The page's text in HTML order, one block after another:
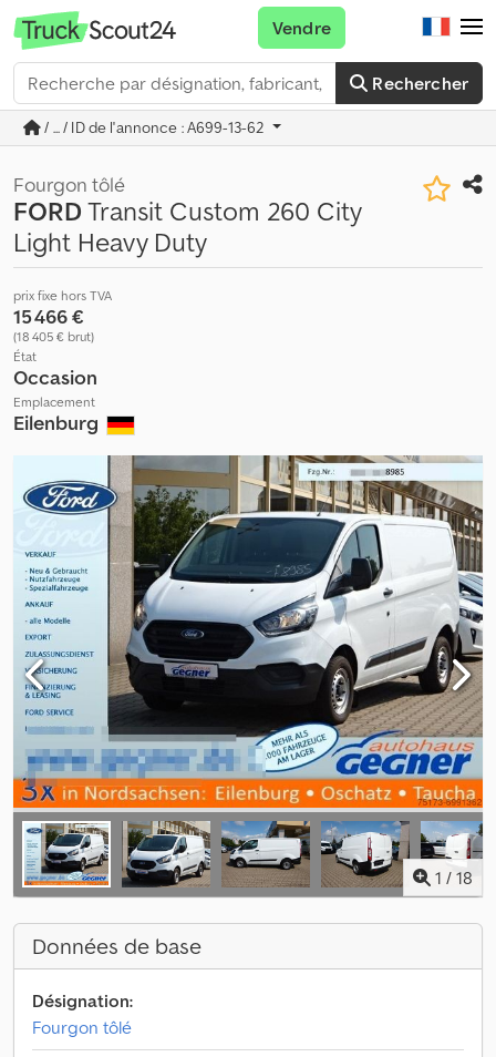
Rechercher
Vendre
/ ... / ID de l'annonce : A699-13-62
Fourgon tôlé
FORDTransit Custom 260 City
Light Heavy Duty
prix fixe hors TVA
15 466 €
(18 405 € brut)
État
Occasion
Emplacement
Eilenburg
1 / 18
Données de base
Désignation:
Fourgon tôlé